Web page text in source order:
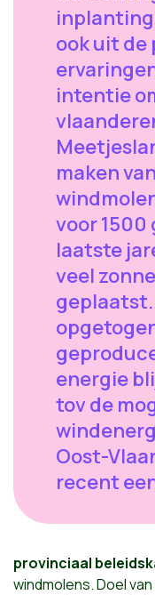
ook uit de
intentie
maken
voor 1500
laatste
veel
energie
tov de
Oost-
recent
provinciaal
windmolens. Doel